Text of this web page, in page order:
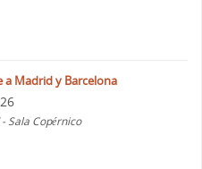
Madrid y Barcelona
Sala Copérnico